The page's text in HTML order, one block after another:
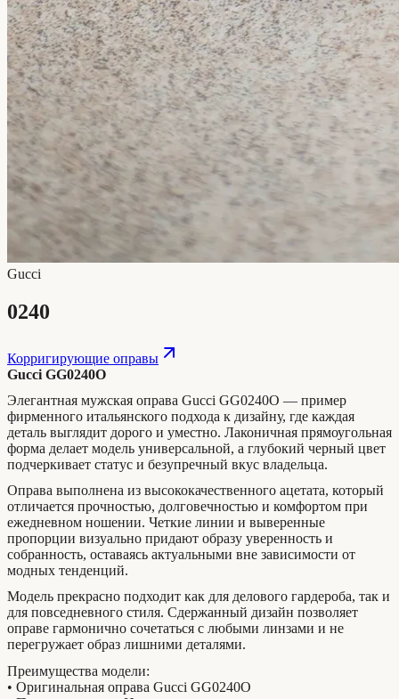
Gucci
0240
Корригирующие оправы
Gucci GG0240O
Элегантная мужская оправа Gucci GG0240O — пример
фирменного итальянского подхода к дизайну, где каждая
деталь выглядит дорого и уместно. Лаконичная прямоугольная
форма делает модель универсальной, а глубокий черный цвет
подчеркивает статус и безупречный вкус владельца.
Оправа выполнена из высококачественного ацетата, который
отличается прочностью, долговечностью и комфортом при
ежедневном ношении. Четкие линии и выверенные
пропорции визуально придают образу уверенность и
собранность, оставаясь актуальными вне зависимости от
модных тенденций.
Модель прекрасно подходит как для делового гардероба, так и
для повседневного стиля. Сдержанный дизайн позволяет
оправе гармонично сочетаться с любыми линзами и не
перегружает образ лишними деталями.
Преимущества модели:
• Оригинальная оправа Gucci GG0240O